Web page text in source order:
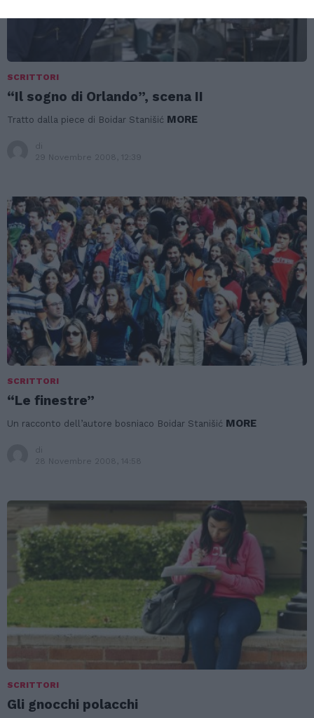
SCRITTORI
“Il sogno di Orlando”, scena II
Tratto dalla piece di Boidar Stanišić MORE
di
29 Novembre 2008, 12:39
SCRITTORI
“Le finestre”
Un racconto dell’autore bosniaco Boidar Stanišić MORE
di
28 Novembre 2008, 14:58
SCRITTORI
Gli gnocchi polacchi